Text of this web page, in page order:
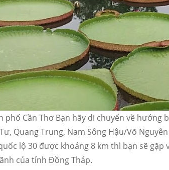
Cần Thơ Bạn hãy di chuyển về hướng
Quang Trung, Nam Sông Hậu/Võ
lộ 30 được khoảng 8 km thì bạn sẽ
của tỉnh Đồng Tháp.